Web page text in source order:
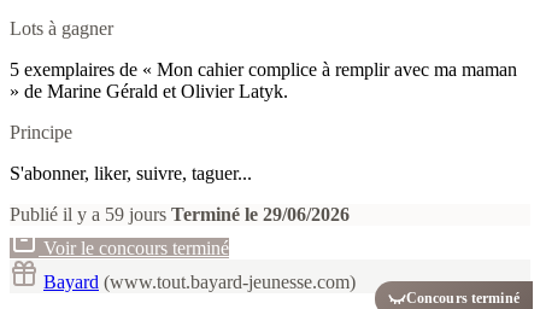
Lots à gagner
5 exemplaires de « Mon cahier complice à remplir avec ma maman
» de Marine Gérald et Olivier Latyk.
Principe
S'abonner, liker, suivre, taguer...
Publié il y a 59 jours Terminé le 29/06/2026
Voir le concours terminé
Concours terminé
Bayard (www.tout.bayard-jeunesse.com)